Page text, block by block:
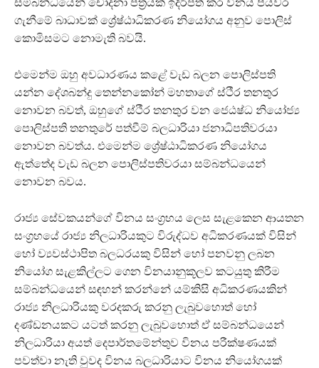
සම්බන්ධයෙන් චෝදනා පත්‍රයක් ඉදිරිපත් කර විනය පියවර
ගැනීමේ බාධාවක් ශ්‍රේෂ්ඨාධිකරණ නියෝගය අනුව පොලිස්
කොමිසමට නොමැති බවයි.
එමෙන්ම ඔහු අවධාරණය කළේ වැඩ බලන පොලිස්පති
යන්න දේශබන්දු තෙන්නකෝන් මහතාගේ ස්ථීර තනතුර
නොවන බවත්, ඔහුගේ ස්ථීර තනතුර වන ජෙඨෂ්ධ නියෝජ්‍ය
පොලිස්පති තනතුරේ පත්වීම් බලධාරියා ජනාධිපතිවරයා
නොවන බවත්ය. එමෙන්ම ශ්‍රේෂ්ඨාධිකරණ නියෝගය
ඇත්තේද වැඩ බලන පොලිස්පතිවරයා සම්බන්ධයෙන්
නොවන බවය.
රාජ්‍ය සේවකයන්ගේ විනය සංග්‍රහය ලෙස සැළකෙන ආයතන
සංග්‍රහයේ රාජ්‍ය නිලධාරියකුට විරුද්ධව අධිකරණයක් විසින්
හෝ ව්‍යවස්ථාපිත බලධරයකු විසින් හෝ පනවනු ලබන
නියෝග සැළකිල්ලට ගෙන විනයානුකූලව කටයුතු කිරීම
සම්බන්ධයෙන් සඳහන් කරන්නේ යම්කිසි අධිකරණයකින්
රාජ්‍ය නිලධාරියකු වරදකරු කරනු ලැබුවහොත් හෝ
දණ්ඩනයකට යටත් කරනු ලැබුවහොත් ඒ සම්බන්ධයෙන්
නිලධාරියා අයත් දෙපාර්තමේන්තුව විනය පරීක්ෂණයක්
පවත්වා නැති වුවද විනය බලධාරියාට විනය නියෝගයක්